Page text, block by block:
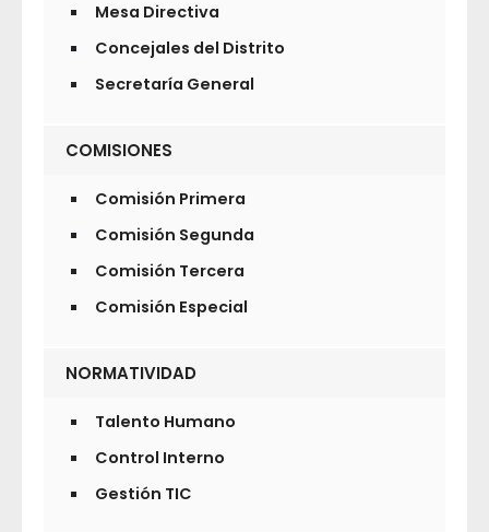
Mesa Directiva
Concejales del Distrito
Secretaría General
COMISIONES
Comisión Primera
Comisión Segunda
Comisión Tercera
Comisión Especial
NORMATIVIDAD
Talento Humano
Control Interno
Gestión TIC